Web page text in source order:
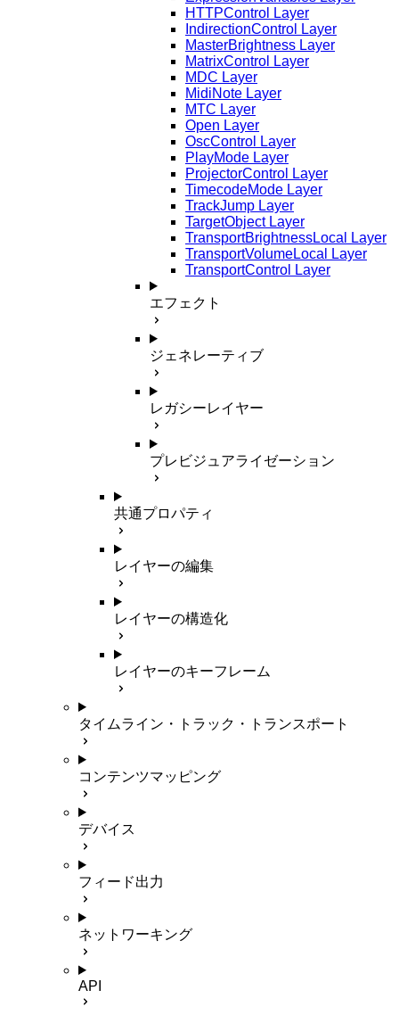
HTTPControl Layer
IndirectionControl Layer
MasterBrightness Layer
MatrixControl Layer
MDC Layer
MidiNote Layer
MTC Layer
Open Layer
OscControl Layer
PlayMode Layer
ProjectorControl Layer
TimecodeMode Layer
TrackJump Layer
TargetObject Layer
TransportBrightnessLocal Layer
TransportVolumeLocal Layer
TransportControl Layer
エフェクト
ジェネレーティブ
レガシーレイヤー
プレビジュアライゼーション
共通プロパティ
レイヤーの編集
レイヤーの構造化
レイヤーのキーフレーム
タイムライン・トラック・トランスポート
コンテンツマッピング
デバイス
フィード出力
ネットワーキング
API